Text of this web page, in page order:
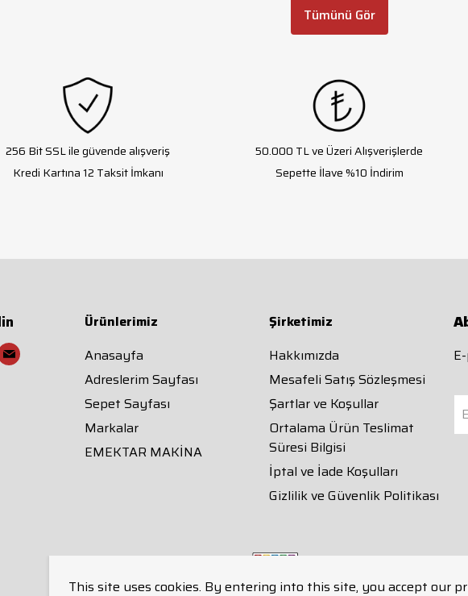
This site uses cookies. By entering into this site, you accept our
Tümünü Gör
256 Bit SSL ile güvende alışveriş
Kredi Kartına 12 Taksit İmkanı
50.000 TL ve Üzeri Alışverişlerde
Sepette İlave %10 İndirim
Ürünlerimiz
Anasayfa
Adreslerim Sayfası
Sepet Sayfası
Markalar
EMEKTAR MAKİNA
Şirketimiz
Hakkımızda
Mesafeli Satış Sözleşmesi
Şartlar ve Koşullar
Ortalama Ürün Teslimat
Süresi Bilgisi
İptal ve İade Koşulları
Gizlilik ve Güvenlik Politikası